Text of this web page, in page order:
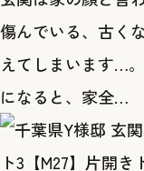
傷んでいる、古く
えてしまいます…
になると、家全…